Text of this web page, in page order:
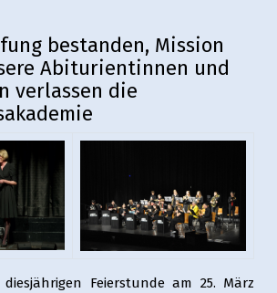
bestanden, Mission
Abiturientinnen und
verlassen die
Feierstunde am 25. März